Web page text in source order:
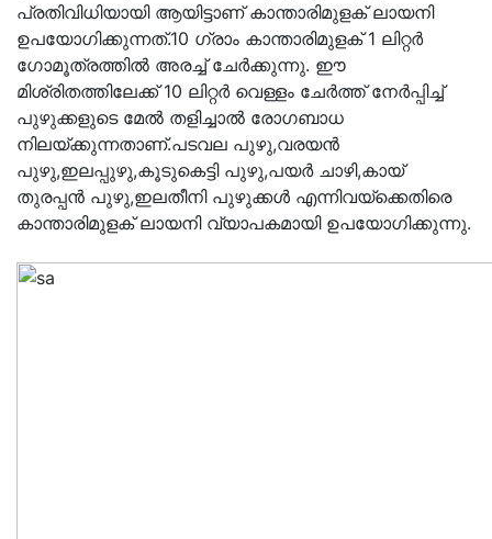
പ്രതിവിധിയായി ആയിട്ടാണ് കാന്താരിമുളക് ലായനി
ഉപയോഗിക്കുന്നത്.10 ഗ്രാം കാന്താരിമുളക് 1 ലിറ്റർ
ഗോമൂത്രത്തിൽ അരച്ച് ചേർക്കുന്നു. ഈ
മിശ്രിതത്തിലേക്ക് 10 ലിറ്റർ വെള്ളം ചേർത്ത് നേർപ്പിച്ച്
പുഴുക്കളുടെ മേൽ തളിച്ചാൽ രോഗബാധ
നിലയ്ക്കുന്നതാണ്‌.പടവല പുഴു,വരയൻ
പുഴു,ഇലപ്പുഴു,കൂടുകെട്ടി പുഴു,പയർ ചാഴി,കായ്‌
തുരപ്പൻ പുഴു,ഇലതീനി പുഴുക്കൾ എന്നിവയ്ക്കെതിരെ
കാന്താരിമുളക് ലായനി വ്യാപകമായി ഉപയോഗിക്കുന്നു.